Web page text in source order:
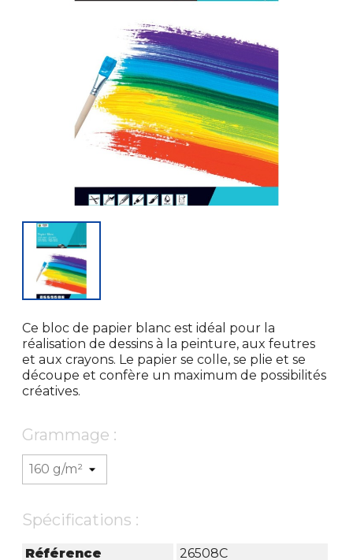
Ce bloc de papier blanc est idéal pour la
réalisation de dessins à la peinture, aux feutres
et aux crayons. Le papier se colle, se plie et se
découpe et confère un maximum de possibilités
créatives.
Grammage :
Spécifications :
Référence
26508C